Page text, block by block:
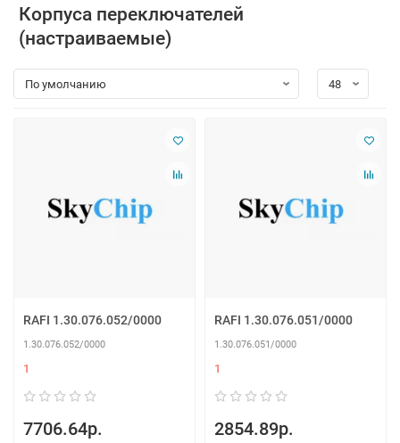
Корпуса переключателей
(настраиваемые)
RAFI 1.30.076.052/0000
1.30.076.052/0000
1
7706.64р.
RAFI 1.30.076.051/0000
1.30.076.051/0000
1
2854.89р.